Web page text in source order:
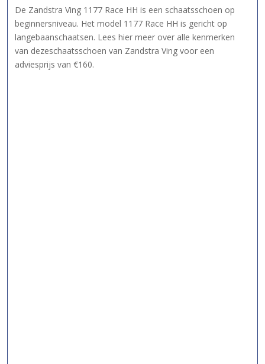
De Zandstra Ving 1177 Race HH is een schaatsschoen op
beginnersniveau. Het model 1177 Race HH is gericht op
langebaanschaatsen. Lees hier meer over alle kenmerken
van dezeschaatsschoen van Zandstra Ving voor een
adviesprijs van €160.